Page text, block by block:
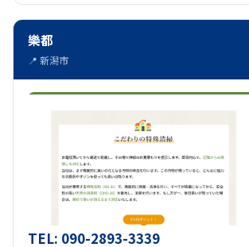
樂都
📍 新潟市
TEL: 090-2893-3339